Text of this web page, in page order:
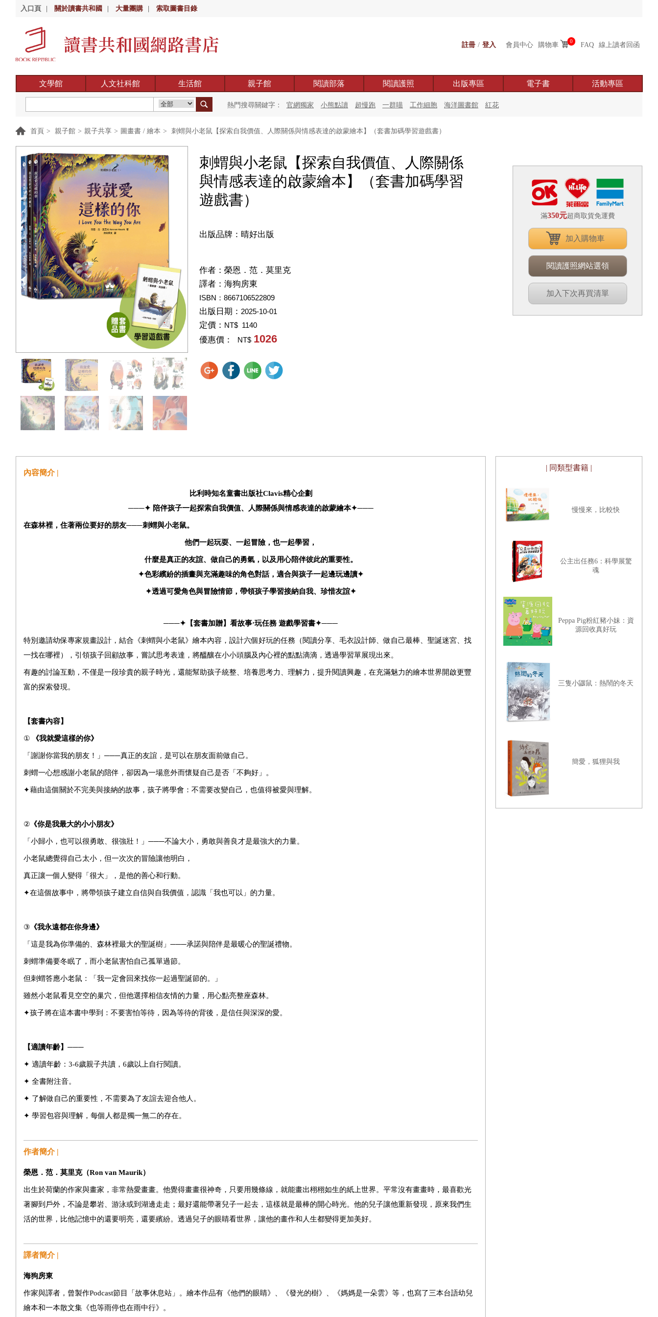
入口頁 關於讀書共和國 大量團購 索取圖書目錄
註冊 / 登入 會員中心 購物車 0 FAQ 線上讀者回函
文學館 人文社科館 生活館 親子館 閱讀部落 閱讀護照 出版專區 電子書 活動專區
熱門搜尋關鍵字： 官網獨家 小熊點讀 超慢跑 一群喵 工作細胞 海洋圖書館 紅花
首頁 > 親子館 > 親子共享 > 圖畫書 / 繪本 > 刺蝟與小老鼠【探索自我價值、人際關係與情感表達的啟蒙繪本】（套書加碼學習遊戲書）
刺蝟與小老鼠【探索自我價值、人際關係
與情感表達的啟蒙繪本】（套書加碼學習
遊戲書）
出版品牌：晴好出版
作者： 榮恩．范．莫里克
譯者： 海狗房東
ISBN：8667106522809
出版日期： 2025-10-01
定價： NT$ 1140
優惠價： NT$ 1026
滿350元超商取貨免運費
加入購物車
閱讀護照網站選領
加入下次再買清單
內容簡介 |
比利時知名童書出版社Clavis精心企劃
───✦ 陪伴孩子一起探索自我價值、人際關係與情感表達的啟蒙繪本✦───
在森林裡，住著兩位要好的朋友───刺蝟與小老鼠。
他們一起玩耍、一起冒險，也一起學習，
什麼是真正的友誼、做自己的勇氣，以及用心陪伴彼此的重要性。
✦色彩繽紛的插畫與充滿趣味的角色對話，適合與孩子一起邊玩邊讀✦
✦透過可愛角色與冒險情節，帶領孩子學習接納自我、珍惜友誼✦
───✦ 【套書加贈】看故事‧玩任務 遊戲學習書✦───
特別邀請幼保專家規畫設計，結合《刺蝟與小老鼠》繪本內容，設計六個好玩的任務（閱讀分享、毛衣設計師、做自己最棒、聖誕迷宮、找
一找在哪裡），引領孩子回顧故事，嘗試思考表達，將醞釀在小小頭腦及內心裡的點點滴滴，透過學習單展現出來。
有趣的討論互動，不僅是一段珍貴的親子時光，還能幫助孩子統整、培養思考力、理解力，提升閱讀興趣，在充滿魅力的繪本世界開啟更豐
富的探索發現。
【套書內容】
① 《我就愛這樣的你》
「謝謝你當我的朋友！」───真正的友誼，是可以在朋友面前做自己。
刺蝟一心想感謝小老鼠的陪伴，卻因為一場意外而懷疑自己是否「不夠好」。
✦藉由這個關於不完美與接納的故事，孩子將學會：不需要改變自己，也值得被愛與理解。
② 《你是我最大的小小朋友》
「小歸小，也可以很勇敢、很強壯！」───不論大小，勇敢與善良才是最強大的力量。
小老鼠總覺得自己太小，但一次次的冒險讓他明白，
真正讓一個人變得「很大」，是他的善心和行動。
✦在這個故事中，將帶領孩子建立自信與自我價值，認識「我也可以」的力量。
③ 《我永遠都在你身邊》
「這是我為你準備的、森林裡最大的聖誕樹」───承諾與陪伴是最暖心的聖誕禮物。
刺蝟準備要冬眠了，而小老鼠害怕自己孤單過節。
但刺蝟答應小老鼠：「我一定會回來找你一起過聖誕節的。」
雖然小老鼠看見空空的巢穴，但他選擇相信友情的力量，用心點亮整座森林。
✦孩子將在這本書中學到：不要害怕等待，因為等待的背後，是信任與深深的愛。
【適讀年齡】 ───
✦ 適讀年齡：3-6歲親子共讀，6歲以上自行閱讀。
✦ 全書附注音。
✦ 了解做自己的重要性，不需要為了友誼去迎合他人。
✦ 學習包容與理解，每個人都是獨一無二的存在。
作者簡介 |
榮恩．范．莫里克（Ron van Maurik）
出生於荷蘭的作家與畫家，非常熱愛畫畫。他覺得畫畫很神奇，只要用幾條線，就能畫出栩栩如生的紙上世界。平常沒有畫畫時，最喜歡光
著腳到戶外，不論是攀岩、游泳或到湖邊走走；最好還能帶著兒子一起去，這樣就是最棒的開心時光。他的兒子讓他重新發現，原來我們生
活的世界，比他記憶中的還要明亮，還要繽紛。透過兒子的眼睛看世界，讓他的畫作和人生都變得更加美好。
譯者簡介 |
海狗房東
作家與譯者，曾製作Podcast節目「故事休息站」。繪本作品有《他們的眼睛》、《發光的樹》、《媽媽是一朵雲》等，也寫了三本台語幼兒
繪本和一本散文集《也等雨停也在雨中行》。
| 同類型書籍 |
慢慢來，比較快
公主出任務6：科學展驚
魂
Peppa Pig粉紅豬小妹：資
源回收真好玩
三隻小鼴鼠：熱鬧的冬天
簡愛，狐狸與我